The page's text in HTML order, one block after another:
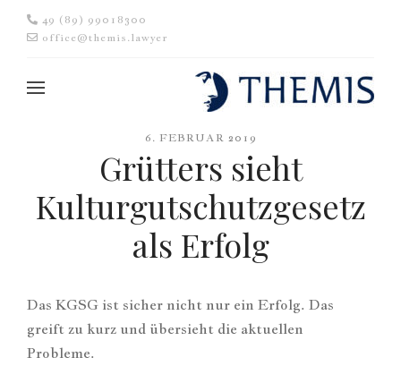
49 (89) 99018300
office@themis.lawyer
6. FEBRUAR 2019
Grütters sieht
Kulturgutschutzgesetz
als Erfolg
Das KGSG ist sicher nicht nur ein Erfolg. Das
greift zu kurz und übersieht die aktuellen
Probleme.